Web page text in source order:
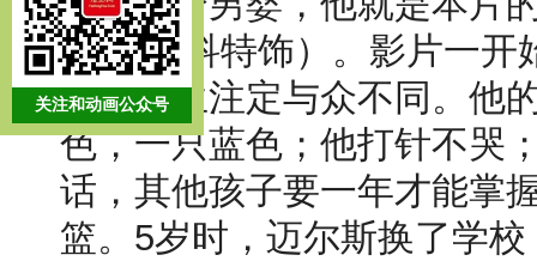
伯特·斯科特饰）。影片一
他的人生注定与众不同。他
色，一只蓝色；他打针不哭
话，其他孩子要一年才能掌
篮。5岁时，迈尔斯换了学
关注和动画公众号